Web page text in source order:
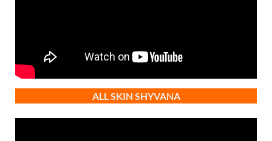
ALL SKIN SHYVANA